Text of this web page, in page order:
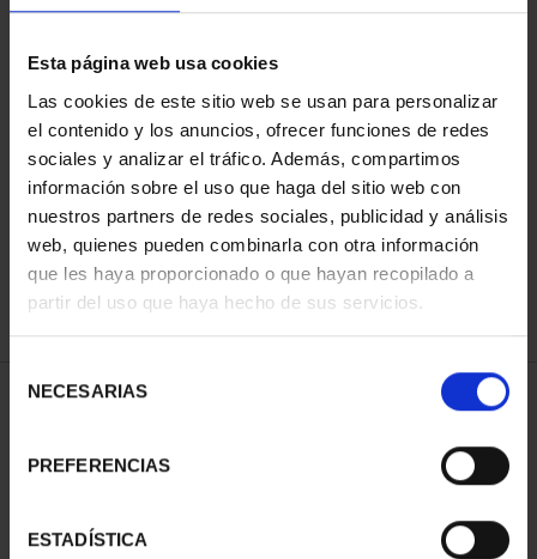
Esta página web usa cookies
Las cookies de este sitio web se usan para personalizar
el contenido y los anuncios, ofrecer funciones de redes
sociales y analizar el tráfico. Además, compartimos
información sobre el uso que haga del sitio web con
nuestros partners de redes sociales, publicidad y análisis
web, quienes pueden combinarla con otra información
que les haya proporcionado o que hayan recopilado a
partir del uso que haya hecho de sus servicios.
NECESARIAS
PREFERENCIAS
ESTADÍSTICA
ORDENAR POR:
REFINAR
2 Productos encontrados